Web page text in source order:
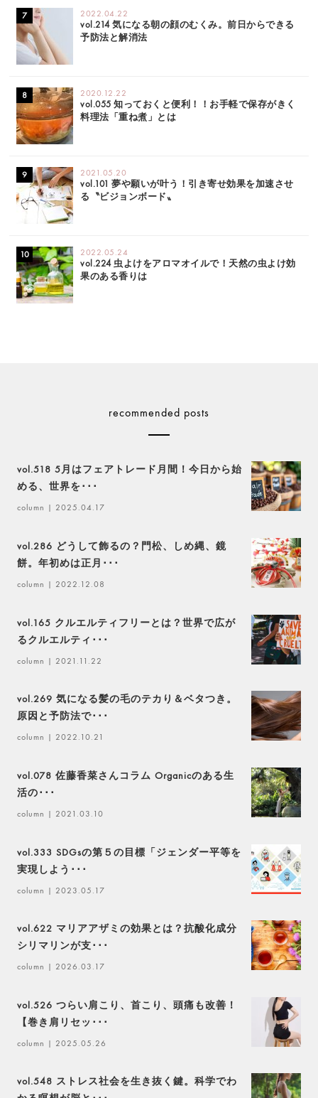
2022.04.22
vol.214 気になる朝の顔のむくみ。前日からできる
予防法と解消法
2020.12.22
vol.055 知っておくと便利！！お手軽で保存がきく
料理法「重ね煮」とは
2021.05.20
vol.101 夢や願いが叶う！引き寄せ効果を加速させ
る〝ビジョンボード〟
2022.05.24
vol.224 虫よけをアロマオイルで！天然の虫よけ効
果のある香りは
recommended posts
vol.518 5月はフェアトレード月間！今日から始
める、世界を･･･
column | 2025.04.17
vol.286 どうして飾るの？門松、しめ縄、鏡
餅。年初めは正月･･･
column | 2022.12.08
vol.165 クルエルティフリーとは？世界で広が
るクルエルティ･･･
column | 2021.11.22
vol.269 気になる髪の毛のテカり＆ベタつき。
原因と予防法で･･･
column | 2022.10.21
vol.078 佐藤香菜さんコラム Organicのある生
活の･･･
column | 2021.03.10
vol.333 SDGsの第５の目標「ジェンダー平等を
実現しよう･･･
column | 2023.05.17
vol.622 マリアアザミの効果とは？抗酸化成分
シリマリンが支･･･
column | 2026.03.17
vol.526 つらい肩こり、首こり、頭痛も改善！
【巻き肩リセッ･･･
column | 2025.05.26
vol.548 ストレス社会を生き抜く鍵。科学でわ